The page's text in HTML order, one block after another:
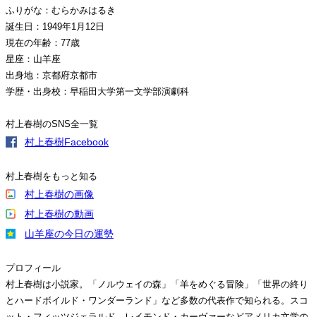
ふりがな：むらかみはるき
誕生日：1949年1月12日
現在の年齢：77歳
星座：山羊座
出身地：京都府京都市
学歴・出身校：早稲田大学第一文学部演劇科
村上春樹のSNS全一覧
村上春樹Facebook
村上春樹をもっと知る
村上春樹の画像
村上春樹の動画
山羊座の今日の運勢
プロフィール
村上春樹は小説家。「ノルウェイの森」「羊をめぐる冒険」「世界の終り
とハードボイルド・ワンダーランド」など多数の代表作で知られる。スコ